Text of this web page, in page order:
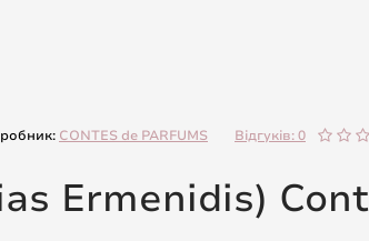
CONTES de PARFUMS Відгуків: 0
Ermenidis)